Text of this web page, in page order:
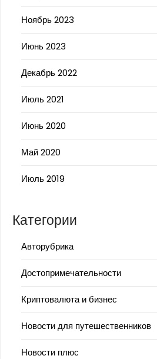
Ноябрь 2023
Июнь 2023
Декабрь 2022
Июль 2021
Июнь 2020
Май 2020
Июль 2019
Категории
Авторубрика
Достопримечательности
Криптовалюта и бизнес
Новости для путешественников
Новости плюс